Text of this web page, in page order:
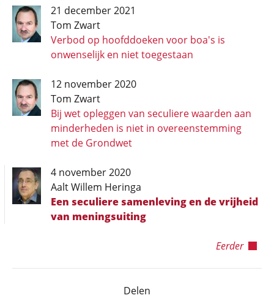
21 december 2021
Tom Zwart
Verbod op hoofddoeken voor boa's is
onwenselijk en niet toegestaan
12 november 2020
Tom Zwart
Bij wet opleggen van seculiere waarden aan
minderheden is niet in overeenstemming
met de Grondwet
4 november 2020
Aalt Willem Heringa
Een seculiere samenleving en de vrijheid
van meningsuiting
Eerder
Delen